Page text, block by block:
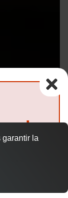
Compte
garantir la